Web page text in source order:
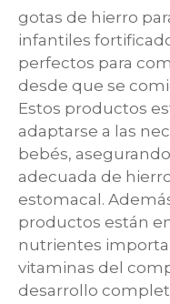
gotas de hierro
infantiles
perfectos para
desde que se
Estos productos
adaptarse a las
bebés,
adecuada de
estomacal.
productos están
nutrientes
vitaminas del
desarrollo